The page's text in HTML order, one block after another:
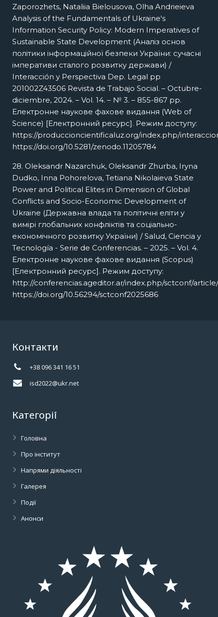
Zaporozhets, Nataliia Bielousova, Olha Andrieieva
Analysis of the Fundamentals of Ukraine's
Information Security Policy: Modern Imperatives of
Sustainable State Development (Аналіз основ
політики інформаційної безпеки України: сучасні
імперативи сталого розвитку держави) /
Interacción y Perspectiva Dep. Legal pp
201002Z43506 Revista de Trabajo Social. – Octubre-
diciembre, 2024. – Vol. 14. – № 3. – 855-867 pp.
Електронне наукове фахове видання (Web of
Science) [Електронний ресурс]. Режим доступу:
https://produccioncientificaluz.org/index.php/
https://doi.org/10.5281/zenodo.11205784
28. Oleksandr Nazarchuk, Oleksandr Zhurba, Iryna
Dudko, Inna Pohorelova, Tetiana Nikolaieva State
Power and Political Elites in Dimension of Global
Conflicts and Socio-Economic Development of
Ukraine (Державна влада та політичні еліти у
вимірі глобальних конфліктів та соціально-
економічного розвитку України) / Salud, Ciencia y
Tecnología - Serie de Conferencias. – 2025. – Vol. 4.
Електронне наукове фахове видання (Scopus)
[Електронний ресурс]. Режим доступу:
http://conferencias.ageditor.ar/index.php/sctconf/
https://doi.org/10.56294/sctconf2025686
Контакти
+38 096 341 16 51
isd2022@ukr.net
Категорії
Головна
Про інститут
Напрями діяльності
Галерея
Події
Анонси